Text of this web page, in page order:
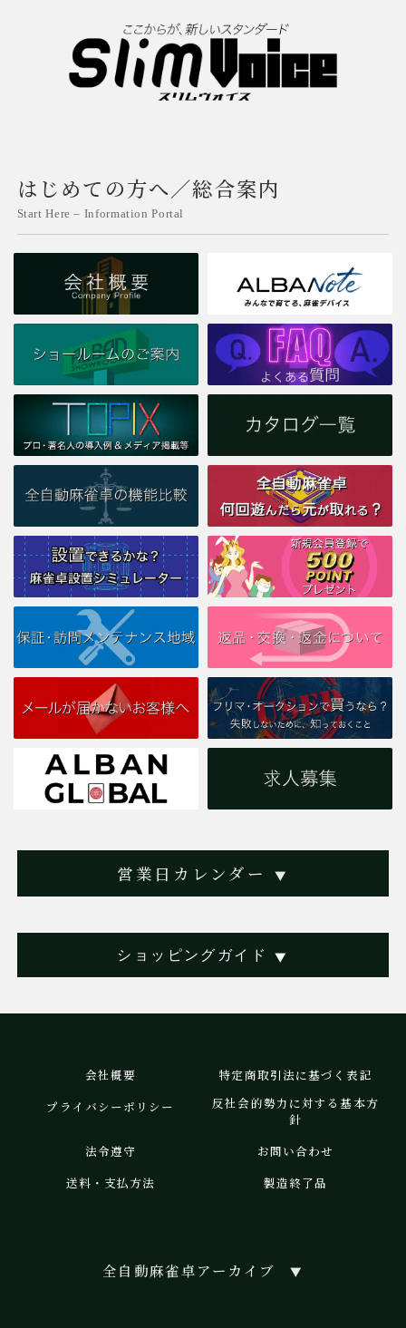
はじめての方へ／総合案内
Start Here – Information Portal
営業日カレンダー ▼
ショッピングガイド ▼
会社概要
特定商取引法に基づく表記
プライバシーポリシー
反社会的勢力に対する基本方
針
法令遵守
お問い合わせ
送料・支払方法
製造終了品
全自動麻雀卓アーカイブ ▼